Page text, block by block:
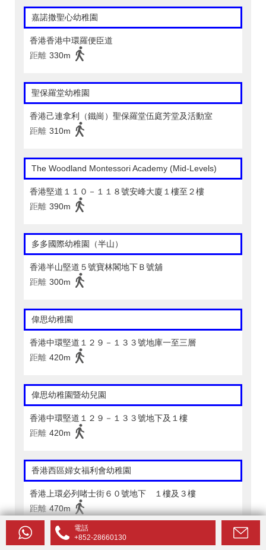
嘉諾撒聖心幼稚園
香港香港中環羅便臣道
距離 330m
聖保羅堂幼稚園
香港己連拿利（鐵崗）聖保羅堂伍庭芳堂及活動室
距離 310m
The Woodland Montessori Academy (Mid-Levels)
香港堅道１１０－１１８號安峰大廈１樓至２樓
距離 390m
多多國際幼稚園（半山）
香港半山堅道５號寶林閣地下Ｂ號舖
距離 300m
偉思幼稚園
香港中環堅道１２９－１３３號地庫一至三層
距離 420m
偉思幼稚園暨幼兒園
香港中環堅道１２９－１３３號地下及１樓
距離 420m
香港西區婦女福利會幼稚園
香港上環必列啫士街６０號地下 １樓及３樓
距離 470m
英皇書院同學會小學
電話
+852-28660130